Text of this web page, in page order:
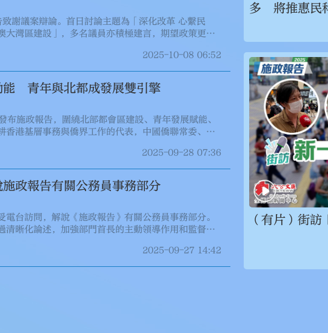
謝議案辯論。首日討論主題為「深化改革 心繫民
灣區建設」，多名議員亦積極建言，期望政策更細
2025-10-08 06:52
能 青年與北都成發展雙引擎
施政報告，圍繞北部都會區建設、青年發展賦能、
港基層事務與僑界工作的代表，中國僑聯常委、新
實際，又精準對接國家戰略，尤其是北部都會區基建
實現高質量發展注入強勁動力。
2025-09-28 07:36
政報告有關公務員事務部分
台訪問，解說《施政報告》有關公務員事務部分。
清晰化論述，加強部門首長的主動領導作用和監督責
2025-09-27 14:42
多 將推惠民
（有片）街